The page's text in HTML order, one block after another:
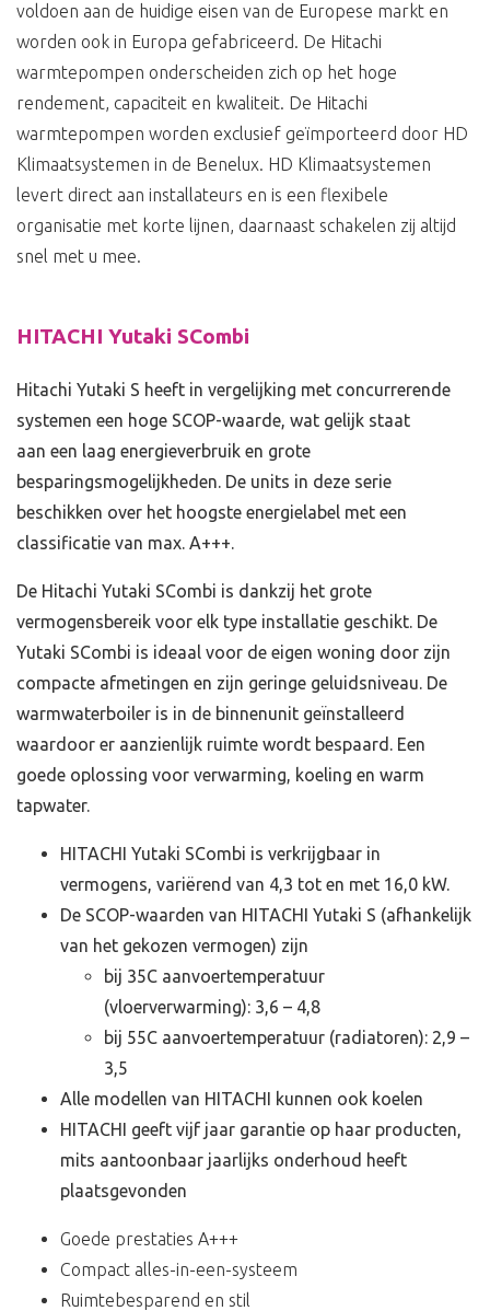
voldoen aan de huidige eisen van de Europese markt en
worden ook in Europa gefabriceerd. De Hitachi
warmtepompen onderscheiden zich op het hoge
rendement, capaciteit en kwaliteit. De Hitachi
warmtepompen worden exclusief geïmporteerd door HD
Klimaatsystemen in de Benelux. HD Klimaatsystemen
levert direct aan installateurs en is een flexibele
organisatie met korte lijnen, daarnaast schakelen zij altijd
snel met u mee.
HITACHI Yutaki SCombi
Hitachi Yutaki S heeft in vergelijking met concurrerende
systemen een hoge SCOP-waarde, wat gelijk staat
aan een laag energieverbruik en grote
besparingsmogelijkheden. De units in deze serie
beschikken over het hoogste energielabel met een
classificatie van max. A+++.
De Hitachi Yutaki SCombi is dankzij het grote
vermogensbereik voor elk type installatie geschikt. De
Yutaki SCombi is ideaal voor de eigen woning door zijn
compacte afmetingen en zijn geringe geluidsniveau. De
warmwaterboiler is in de binnenunit geïnstalleerd
waardoor er aanzienlijk ruimte wordt bespaard. Een
goede oplossing voor verwarming, koeling en warm
tapwater.
HITACHI Yutaki SCombi is verkrijgbaar in
vermogens, variërend van 4,3 tot en met 16,0 kW.
De SCOP-waarden van HITACHI Yutaki S (afhankelijk
van het gekozen vermogen) zijn
bij 35C aanvoertemperatuur
(vloerverwarming): 3,6 – 4,8
bij 55C aanvoertemperatuur (radiatoren): 2,9 –
3,5
Alle modellen van HITACHI kunnen ook koelen
HITACHI geeft vijf jaar garantie op haar producten,
mits aantoonbaar jaarlijks onderhoud heeft
plaatsgevonden
Goede prestaties A+++
Compact alles-in-een-systeem
Ruimtebesparend en stil